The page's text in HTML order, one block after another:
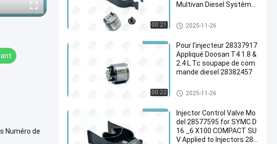
Numéro de
00:21
Multivan Diesel Système
Soupape de commande d'injec
teur Delphi
2025-11-26
00:22
Pour l'injecteur 28337917
Appliqué Doosan T4 1.8 &
2.4 L Tc soupape de com
mande diesel 28382457
Soupape de commande d'injec
teur Delphi
2025-11-26
Injector Control Valve Mo
del 28577595 for SYMC D
16 _6 X100 COMPACT SU
V Applied to Injectors 283